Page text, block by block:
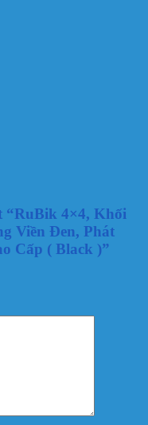
“RuBik 4×4, Khối
Viền Đen, Phát
Cấp ( Black )”